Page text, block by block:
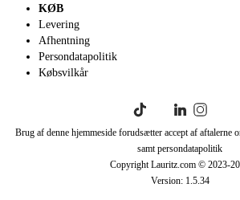
KØB
Levering
Afhentning
Persondatapolitik
Købsvilkår
Brug af denne hjemmeside forudsætter accept af aftalerne
samt persondatapolitik
Copyright Lauritz.com © 2023-
Version: 1.5.34